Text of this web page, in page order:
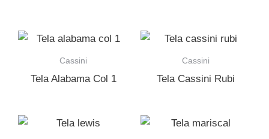
Cassini
Tela Alabama Col 1
Cassini
Tela Cassini Rubi